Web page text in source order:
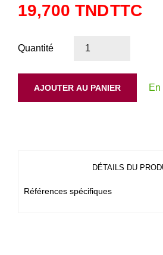
19,700 TNDTTC
Quantité
AJOUTER AU PANIER En
DÉTAILS DU
Références spécifiques